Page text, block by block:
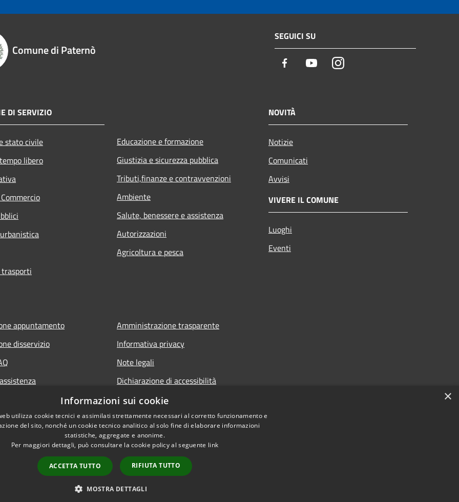
Comune di Paternò
SEGUICI SU
Facebook YoutubeInstagram
DI SERVIZIO
stato civile
libero
Educazione e formazione
Giustizia e sicurezza pubblica
Tributi,finanze e contravvenzioni
Ambiente
Salute, benessere e assistenza
Autorizzazioni
Agricoltura e pesca
NOVITÀ
Notizie
Comunicati
Avvisi
VIVERE IL COMUNE
Luoghi
Eventi
appuntamento
disservizio
Amministrazione trasparente
Informativa privacy
Note legali
Dichiarazione di accessibilità
Copyright © 2026 • Comune di Paternò • Powered by
×
Informazioni sui cookie
utilizza cookie tecnici e assimilati strettamente necessari al corretto funzionamento e
del sito, nonché un cookie tecnico analitico al solo fine di elaborare informazioni
statistiche, aggregate e anonime.
Per maggiori dettagli, può consultare la cookie policy al seguente link
ACCETTA TUTTO RIFIUTA TUTTO
MOSTRA DETTAGLI